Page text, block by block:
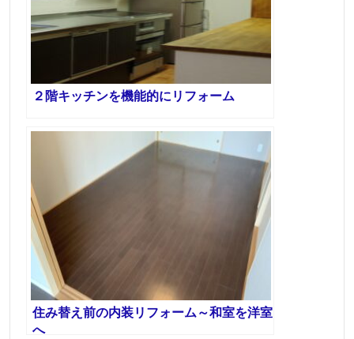
２階キッチンを機能的にリフォーム
住み替え前の内装リフォーム～和室を洋室
へ